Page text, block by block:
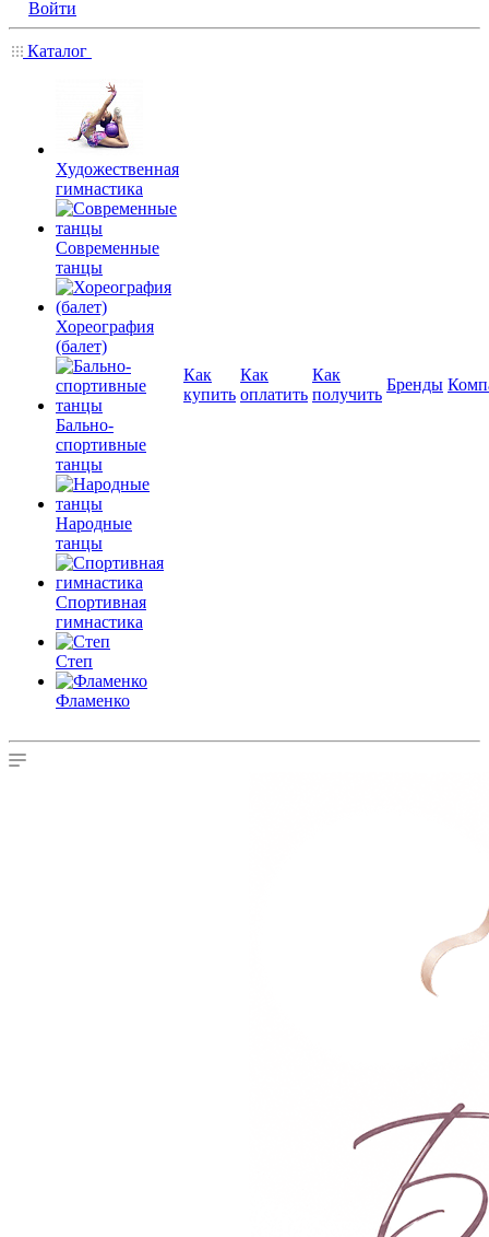
Войти
Каталог
Художественная
гимнастика
Современные
танцы
Хореография
(балет)
Бально-
спортивные
танцы
Народные
танцы
Спортивная
гимнастика
Степ
Фламенко
Как
купить
Как
оплатить
Как
получить
Бренды